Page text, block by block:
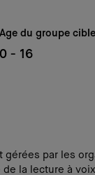
Age du groupe cible
0 - 16
par les
la lecture à